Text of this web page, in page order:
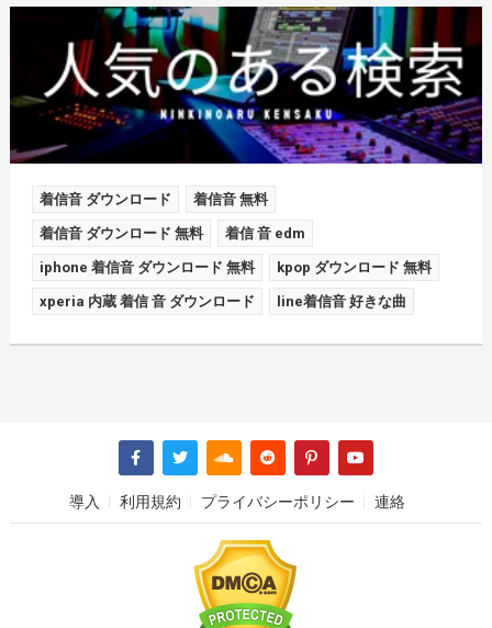
着信音 ダウンロード 着信音 無料
着信音 ダウンロード 無料 着信 音 edm
iphone 着信音 ダウンロード 無料 kpop ダウンロード 無料
xperia 内蔵 着信 音 ダウンロード line着信音 好きな曲
導入 利用規約 プライバシーポリシー 連絡